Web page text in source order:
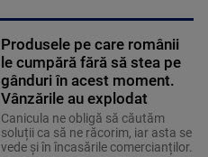
Produsele pe care românii
le cumpără fără să stea pe
gânduri în acest moment.
Vânzările au explodat
Canicula ne obligă să căutăm
soluții ca să ne răcorim, iar asta se
vede și în încasările comercianților.